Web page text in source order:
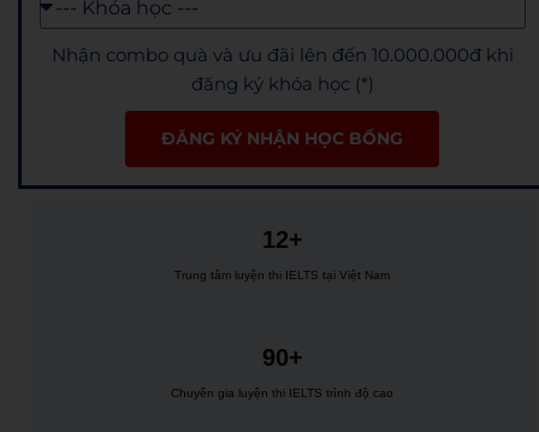
Nhận combo quà và ưu đãi lên đến 10.000.000đ khi
đăng ký khóa học (*)
ĐĂNG KÝ NHẬN HỌC BỔNG
12+
Trung tâm luyện thi IELTS tại Việt Nam
90+
Chuyên gia luyện thi IELTS trình độ cao